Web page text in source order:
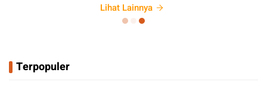
Lihat Lainnya
Terpopuler